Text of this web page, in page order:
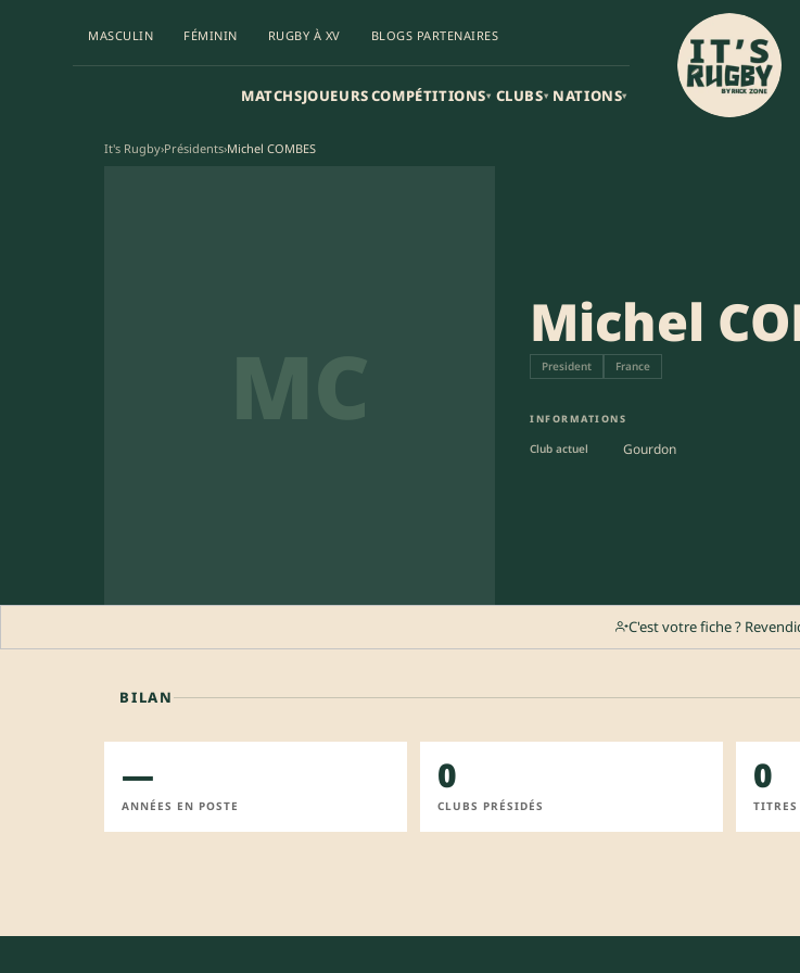
MASCULIN FÉMININ RUGBY À XV BLOGS PARTENAIRES
MATCHSJOUEURSCOMPÉTITIONS▾ CLUBS▾ NATIONS▾
It's Rugby›Présidents›Michel COMBES
MC
Michel
President France
INFORMATIONS
Club actuel Gourdon
C'est votre fiche ?
BILAN
—
ANNÉES EN POSTE
0
CLUBS PRÉSIDÉS
0
TITRES